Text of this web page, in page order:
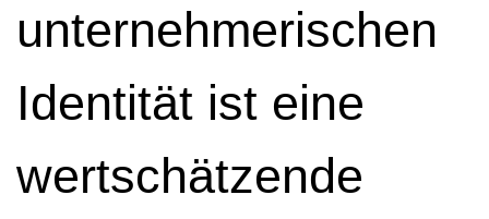
unternehmerischen
Identität ist eine
wertschätzende